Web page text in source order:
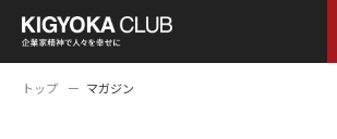
トップ マガジン